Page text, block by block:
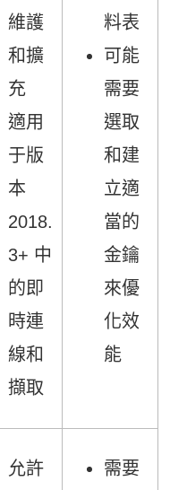
維護
和擴
充
適用
于版
本
2018.
3+ 中
的即
時連
線和
擷取
料表
可能
需要
選取
和建
立適
當的
金鑰
來優
化效
能
允許
需要